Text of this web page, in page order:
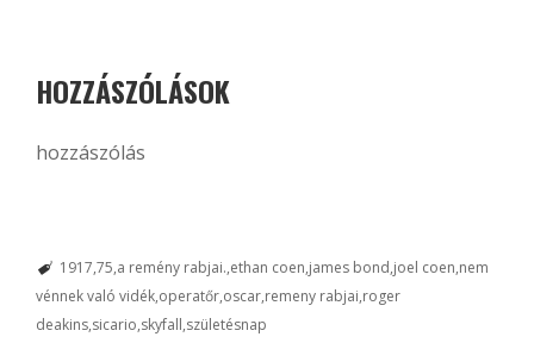
HOZZÁSZÓLÁSOK
hozzászólás
1917 75 a remény rabjai. ethan coen james bond joel coen nem
vénnek való vidék operatőr oscar remeny rabjai roger
deakins sicario skyfall születésnap